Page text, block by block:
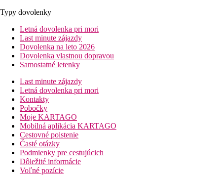
Typy dovolenky
Letná dovolenka pri mori
Last minute zájazdy
Dovolenka na leto 2026
Dovolenka vlastnou dopravou
Samostatné letenky
Last minute zájazdy
Letná dovolenka pri mori
Kontakty
Pobočky
Moje KARTAGO
Mobilná aplikácia KARTAGO
Cestovné poistenie
Časté otázky
Podmienky pre cestujúcich
Dôležité informácie
Voľné pozície